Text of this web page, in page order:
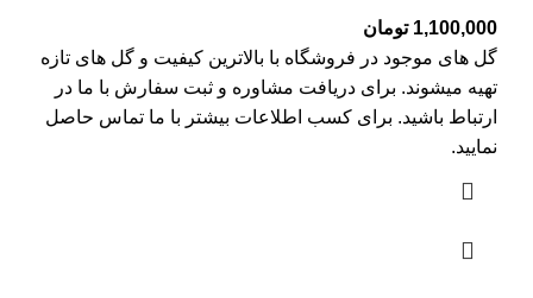
1,100,000 تومان
گل های موجود در فروشگاه با بالاترین کیفیت و گل های تازه
تهیه میشوند. برای دریافت مشاوره و ثبت سفارش با ما در
ارتباط باشید. برای کسب اطلاعات بیشتر با ما تماس حاصل
نمایید.